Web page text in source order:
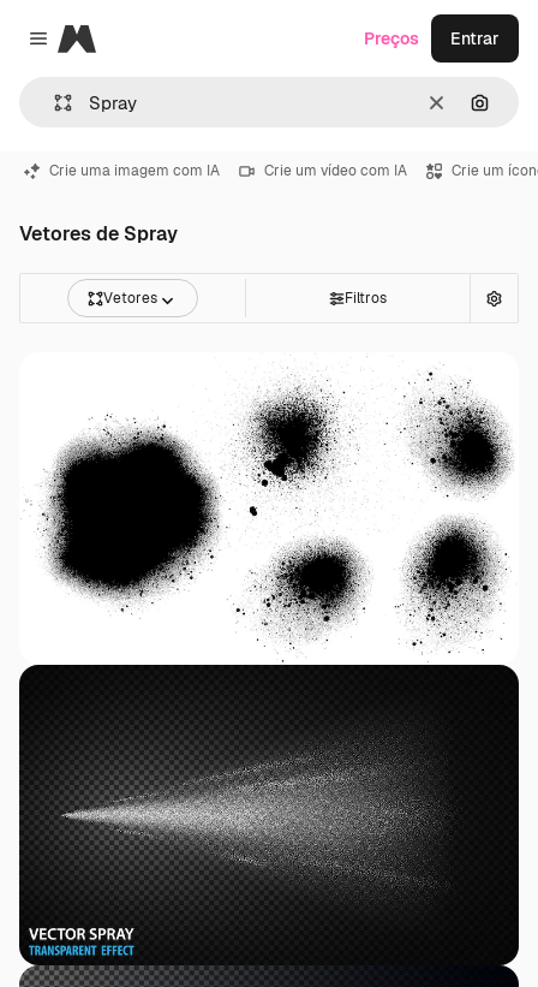
Close menu
Magnific
Limpar
Preços Entrar
Crie uma imagem com IA Crie um vídeo com IA Crie um
Vetores de Spray
Vetores Filtros